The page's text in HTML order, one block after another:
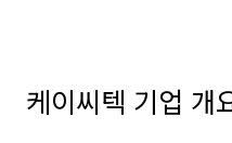
케이씨텍 기업 개